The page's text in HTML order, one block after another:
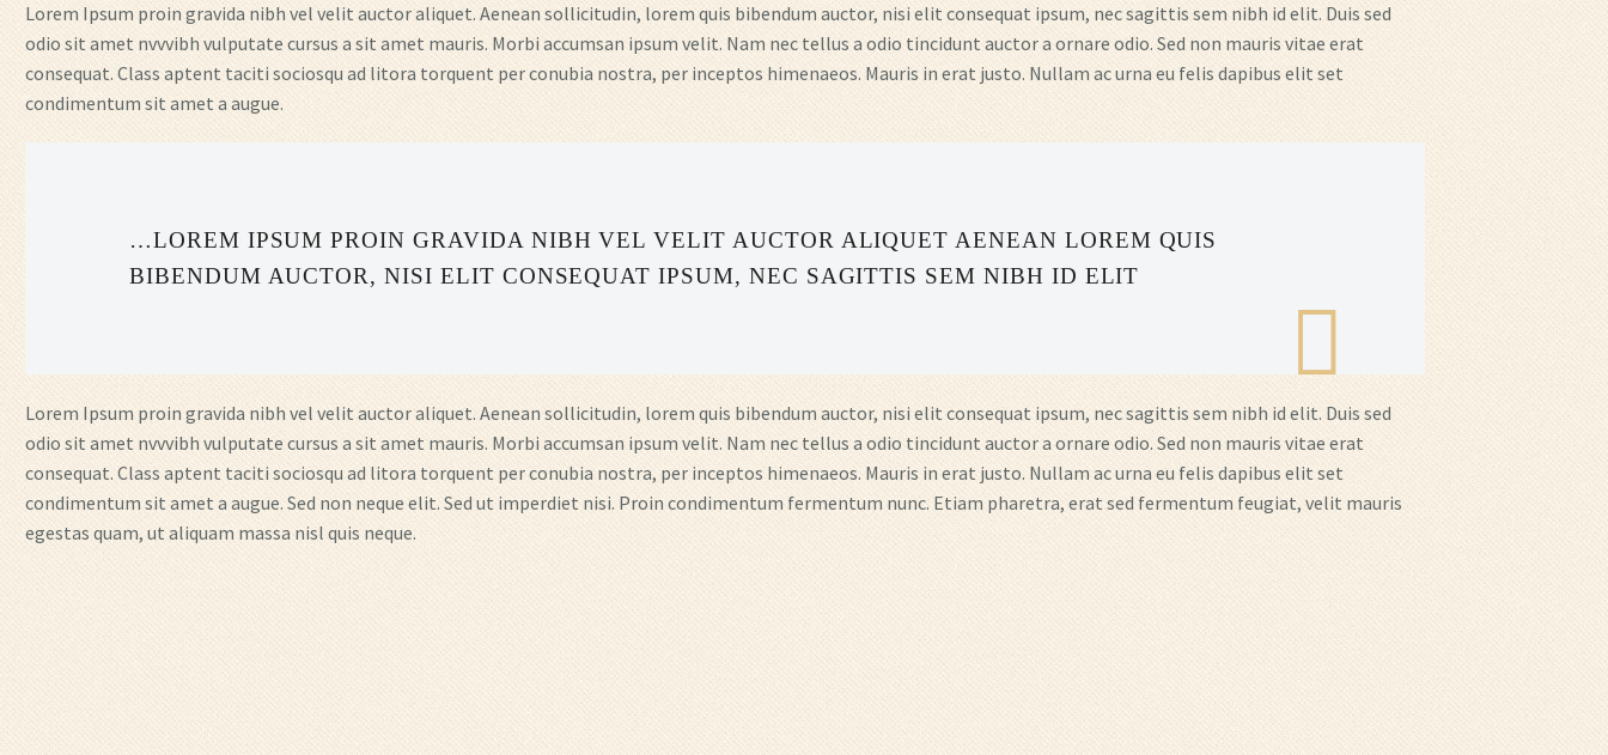
Lorem Ipsum proin gravida nibh vel velit auctor aliquet. Aenean sollicitudin, lorem quis bibendum auctor, nisi elit consequat ipsum, nec sagittis sem nibh id elit. Duis sed
odio sit amet nvvvibh vulputate cursus a sit amet mauris. Morbi accumsan ipsum velit. Nam nec tellus a odio tincidunt auctor a ornare odio. Sed non mauris vitae erat
consequat. Class aptent taciti sociosqu ad litora torquent per conubia nostra, per inceptos himenaeos. Mauris in erat justo. Nullam ac urna eu felis dapibus elit set
condimentum sit amet a augue.
…LOREM IPSUM PROIN GRAVIDA NIBH VEL VELIT AUCTOR ALIQUET AENEAN LOREM QUIS
BIBENDUM AUCTOR, NISI ELIT CONSEQUAT IPSUM, NEC SAGITTIS SEM NIBH ID ELIT
Lorem Ipsum proin gravida nibh vel velit auctor aliquet. Aenean sollicitudin, lorem quis bibendum auctor, nisi elit consequat ipsum, nec sagittis sem nibh id elit. Duis sed
odio sit amet nvvvibh vulputate cursus a sit amet mauris. Morbi accumsan ipsum velit. Nam nec tellus a odio tincidunt auctor a ornare odio. Sed non mauris vitae erat
consequat. Class aptent taciti sociosqu ad litora torquent per conubia nostra, per inceptos himenaeos. Mauris in erat justo. Nullam ac urna eu felis dapibus elit set
condimentum sit amet a augue. Sed non neque elit. Sed ut imperdiet nisi. Proin condimentum fermentum nunc. Etiam pharetra, erat sed fermentum feugiat, velit mauris
egestas quam, ut aliquam massa nisl quis neque.